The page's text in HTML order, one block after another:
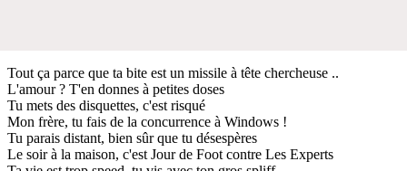
Tout ça parce que ta bite est un missile à tête chercheuse ..
L'amour ? T'en donnes à petites doses
Tu mets des disquettes, c'est risqué
Mon frère, tu fais de la concurrence à Windows !
Tu parais distant, bien sûr que tu désespères
Le soir à la maison, c'est Jour de Foot contre Les Experts